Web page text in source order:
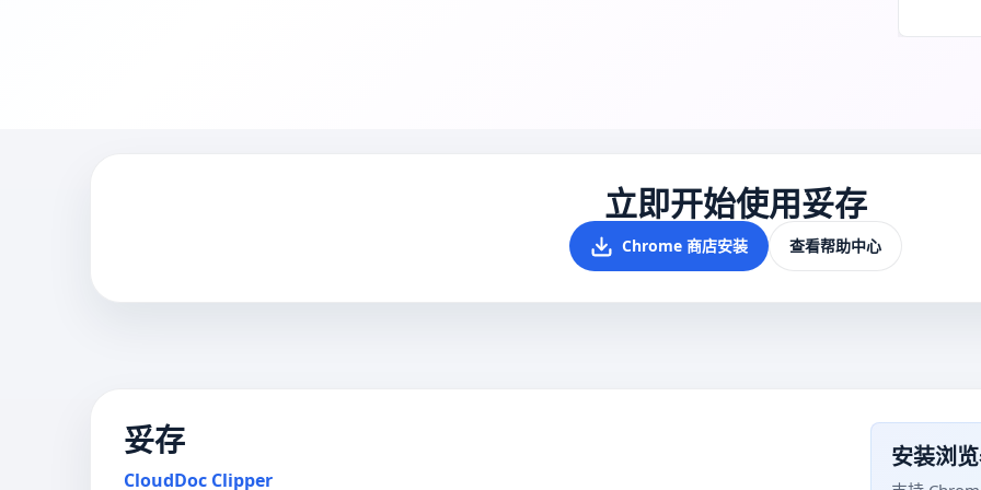
立即开始使用妥存
Chrome 商店安装 查看帮助中心
妥存
CloudDoc Clipper
安装浏